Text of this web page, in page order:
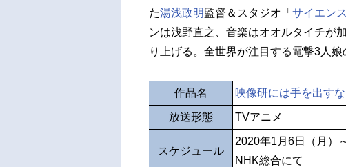
た湯浅政明監督＆スタジオ「 サイエン
ンは浅野直之、音楽はオオルタイチが
り上げる。全世界が注目する電撃3人
作品名 映像研には手を出すな
放送形態 TVアニメ
スケジュール
2020年1月6日（月）
NHK総合にて